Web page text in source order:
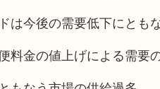
は今後の需要低下にとも
料金の値上げによる需要